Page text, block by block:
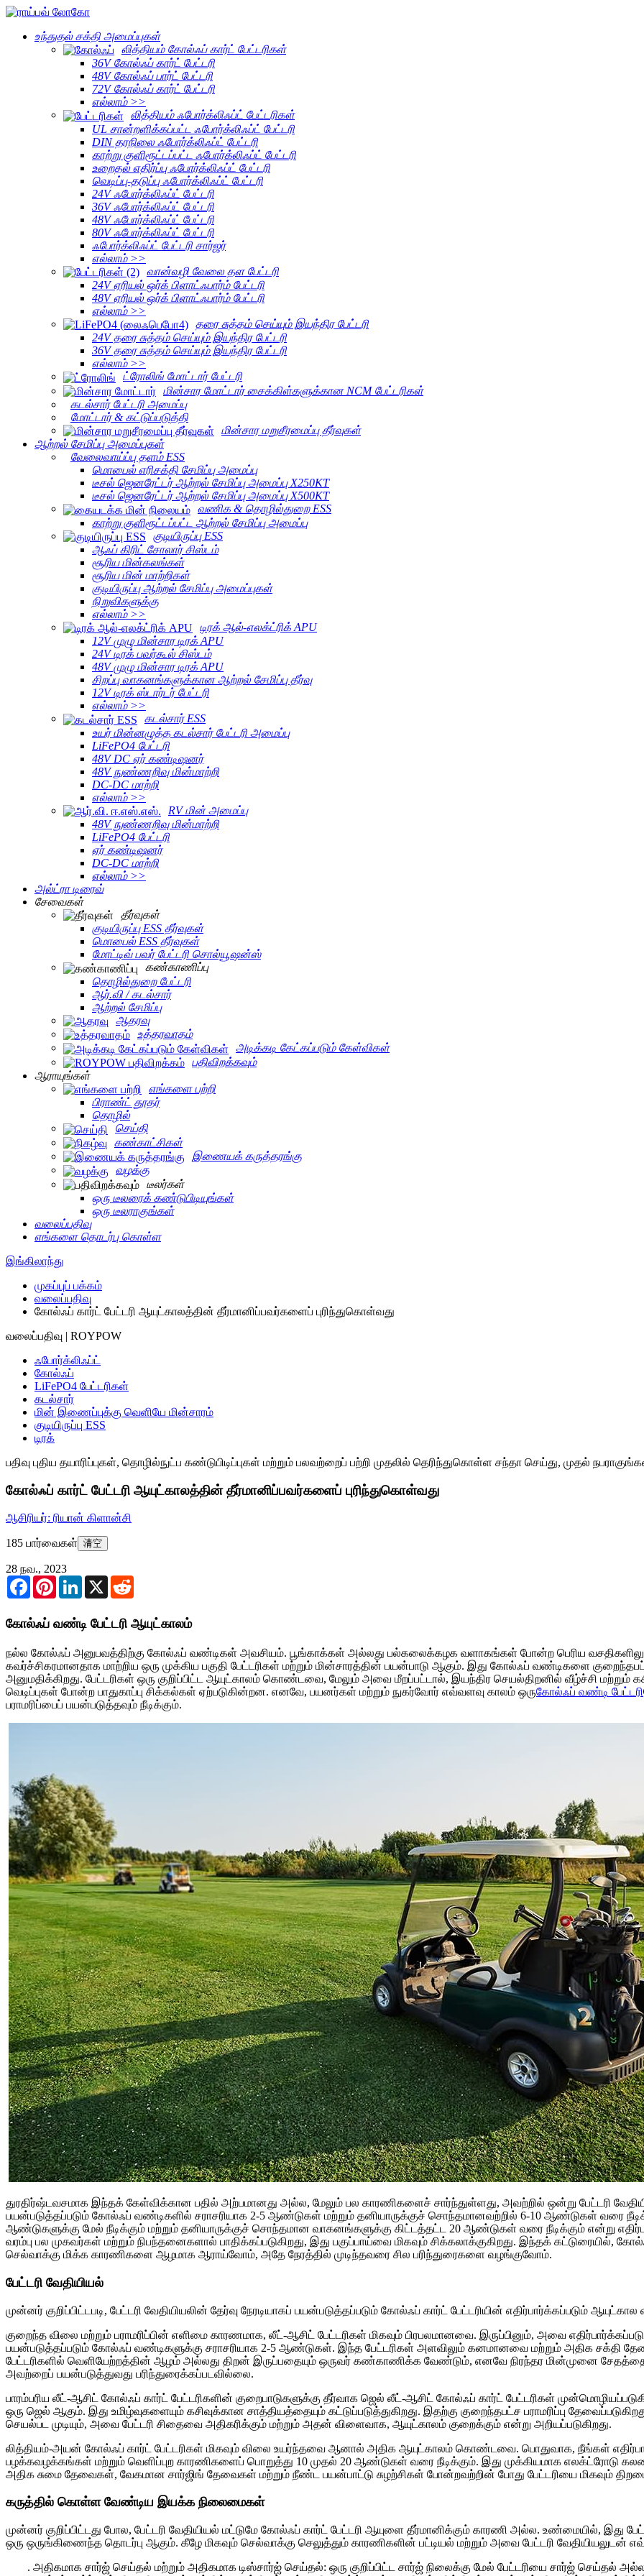
உந்துதல் சக்தி அமைப்புகள்
லித்தியம் கோல்ஃப் கார்ட் பேட்டரிகள்
36V கோல்ஃப் கார்ட் பேட்டரி
48V கோல்ஃப் பார்ட் பேட்டரி
72V கோல்ஃப் கார்ட் பேட்டரி
எல்லாம் >>
லித்தியம் ஃபோர்க்லிஃப்ட் பேட்டரிகள்
UL சான்றளிக்கப்பட்ட ஃபோர்க்லிஃப்ட் பேட்டரி
DIN தரநிலை ஃபோர்க்லிஃப்ட் பேட்டரி
காற்று குளிரூட்டப்பட்ட ஃபோர்க்லிஃப்ட் பேட்டரி
உறைதல் எதிர்ப்பு ஃபோர்க்லிஃப்ட் பேட்டரி
வெடிப்பு-தடுப்பு ஃபோர்க்லிஃப்ட் பேட்டரி
24V ஃபோர்க்லிஃப்ட் பேட்டரி
36V ஃபோர்க்லிஃப்ட் பேட்டரி
48V ஃபோர்க்லிஃப்ட் பேட்டரி
80V ஃபோர்க்லிஃப்ட் பேட்டரி
ஃபோர்க்லிஃப்ட் பேட்டரி சார்ஜர்
எல்லாம் >>
வான்வழி வேலை தள பேட்டரி
24V ஏரியல் ஒர்க் பிளாட்ஃபார்ம் பேட்டரி
48V ஏரியல் ஒர்க் பிளாட்ஃபார்ம் பேட்டரி
எல்லாம் >>
தரை சுத்தம் செய்யும் இயந்திர பேட்டரி
24V தரை சுத்தம் செய்யும் இயந்திர பேட்டரி
36V தரை சுத்தம் செய்யும் இயந்திர பேட்டரி
எல்லாம் >>
ட்ரோலிங் மோட்டார் பேட்டரி
மின்சார மோட்டார் சைக்கிள்களுக்கான NCM பேட்டரிகள்
கடல்சார் பேட்டரி அமைப்பு
மோட்டார் & கட்டுப்படுத்தி
மின்சார மறுசீரமைப்பு தீர்வுகள்
ஆற்றல் சேமிப்பு அமைப்புகள்
வேலைவாய்ப்பு தளம் ESS
மொபைல் எரிசக்தி சேமிப்பு அமைப்பு
டீசல் ஜெனரேட்டர் ஆற்றல் சேமிப்பு அமைப்பு X250KT
டீசல் ஜெனரேட்டர் ஆற்றல் சேமிப்பு அமைப்பு X500KT
வணிக & தொழில்துறை ESS
காற்று குளிரூட்டப்பட்ட ஆற்றல் சேமிப்பு அமைப்பு
குடியிருப்பு ESS
ஆஃப் கிரிட் சோலார் சிஸ்டம்
சூரிய மின்கலங்கள்
சூரிய மின் மாற்றிகள்
குடியிருப்பு ஆற்றல் சேமிப்பு அமைப்புகள்
நிறுவிகளுக்கு
எல்லாம் >>
டிரக் ஆல்-எலக்ட்ரிக் APU
12V முழு மின்சார டிரக் APU
24V டிரக் பவர்கூல் சிஸ்டம்
48V முழு மின்சார டிரக் APU
சிறப்பு வாகனங்களுக்கான ஆற்றல் சேமிப்பு தீர்வு
12V டிரக் ஸ்டார்டர் பேட்டரி
எல்லாம் >>
கடல்சார் ESS
உயர் மின்னழுத்த கடல்சார் பேட்டரி அமைப்பு
LiFePO4 பேட்டரி
48V DC ஏர் கண்டிஷனர்
48V நுண்ணறிவு மின்மாற்றி
DC-DC மாற்றி
எல்லாம் >>
RV மின் அமைப்பு
48V நுண்ணறிவு மின்மாற்றி
LiFePO4 பேட்டரி
ஏர் கண்டிஷனர்
DC-DC மாற்றி
எல்லாம் >>
அல்ட்ரா டிரைவ்
சேவைகள்
தீர்வுகள்
குடியிருப்பு ESS தீர்வுகள்
மொபைல் ESS தீர்வுகள்
மோட்டிவ் பவர் பேட்டரி சொல்யூஷன்ஸ்
கண்காணிப்பு
தொழில்துறை பேட்டரி
ஆர்.வி / கடல்சார்
ஆற்றல் சேமிப்பு
ஆதரவு
உத்தரவாதம்
அடிக்கடி கேட்கப்படும் கேள்விகள்
பதிவிறக்கவும்
ஆராயுங்கள்
எங்களை பற்றி
பிராண்ட் தூதர்
தொழில்
செய்தி
கண்காட்சிகள்
இணையக் கருத்தரங்கு
வழக்கு
டீலர்கள்
ஒரு டீலரைக் கண்டுபிடியுங்கள்
ஒரு டீலராகுங்கள்
வலைப்பதிவு
எங்களை தொடர்பு கொள்ள
இங்கிலாந்து
முகப்புப் பக்கம்
வலைப்பதிவு
கோல்ஃப் கார்ட் பேட்டரி ஆயுட்காலத்தின் தீர்மானிப்பவர்களைப் புரிந்துகொள்வது
வலைப்பதிவு | ROYPOW
ஃபோர்க்லிஃப்ட்
கோல்ஃப்
LiFePO4 பேட்டரிகள்
கடல்சார்
மின் இணைப்புக்கு வெளியே மின்சாரம்
குடியிருப்பு ESS
டிரக்
பதிவு புதிய தயாரிப்புகள், தொழில்நுட்ப கண்டுபிடிப்புகள் மற்றும் பலவற்றைப் பற்றி முதலில் தெரிந்துகொள்ள சந்தா செய்து, முதல்
கோல்ஃப் கார்ட் பேட்டரி ஆயுட்காலத்தின் தீர்மானிப்பவர்களைப் புரிந்துகொள்வது
ஆசிரியர்: ரியான் கிளான்சி
185 பார்வைகள் 清空
28 நவ., 2023
FacebookPinterestLinkedIn
X
கோல்ஃப் வண்டி பேட்டரி ஆயுட்காலம்
நல்ல கோல்ஃப் அனுபவத்திற்கு கோல்ஃப் வண்டிகள் அவசியம். பூங்காக்கள் அல்லது பல்கலைக்கழக வளாகங்கள் போன்ற பெரிய
கவர்ச்சிகரமானதாக மாற்றிய ஒரு முக்கிய பகுதி பேட்டரிகள் மற்றும் மின்சாரத்தின் பயன்பாடு ஆகும். இது கோல்ஃப் வண்டிகளை
அனுமதிக்கிறது. பேட்டரிகள் ஒரு குறிப்பிட்ட ஆயுட்காலம் கொண்டவை, மேலும் அவை மீறப்பட்டால், இயந்திர செயல்திறனில் வீழ்ச்சி மற்றும்
வெடிப்புகள் போன்ற பாதுகாப்பு சிக்கல்கள் ஏற்படுகின்றன. எனவே, பயனர்கள் மற்றும் நுகர்வோர் எவ்வளவு காலம் ஒருகோல்ஃப் வண்டி பேட்டரி
பராமரிப்பைப் பயன்படுத்தவும் நீடிக்கும்.
துரதிர்ஷ்டவசமாக இந்தக் கேள்விக்கான பதில் அற்பமானது அல்ல, மேலும் பல காரணிகளைச் சார்ந்துள்ளது, அவற்றில் ஒன்று பேட்டரி
பயன்படுத்தப்படும் கோல்ஃப் வண்டிகளில் சராசரியாக 2-5 ஆண்டுகள் மற்றும் தனியாருக்குச் சொந்தமானவற்றில் 6-10 ஆண்டுகள் வரை
ஆண்டுகளுக்கு மேல் நீடிக்கும் மற்றும் தனியாருக்குச் சொந்தமான வாகனங்களுக்கு கிட்டத்தட்ட 20 ஆண்டுகள் வரை நீடிக்கும் என்று
வரம்பு பல முகவர்கள் மற்றும் நிபந்தனைகளால் பாதிக்கப்படுகிறது, இது பகுப்பாய்வை மிகவும் சிக்கலாக்குகிறது. இந்தக் கட்டுரையில்,
செல்வாக்கு மிக்க காரணிகளை ஆழமாக ஆராய்வோம், அதே நேரத்தில் முடிந்தவரை சில பரிந்துரைகளை வழங்குவோம்.
பேட்டரி வேதியியல்
முன்னர் குறிப்பிட்டபடி, பேட்டரி வேதியியலின் தேர்வு நேரடியாகப் பயன்படுத்தப்படும் கோல்ஃப் கார்ட் பேட்டரியின் எதிர்பார்க்கப்படும்
குறைந்த விலை மற்றும் பராமரிப்பின் எளிமை காரணமாக, லீட்-ஆசிட் பேட்டரிகள் மிகவும் பிரபலமானவை. இருப்பினும், அவை
பயன்படுத்தப்படும் கோல்ஃப் வண்டிகளுக்கு சராசரியாக 2-5 ஆண்டுகள். இந்த பேட்டரிகள் அளவிலும் கனமானவை மற்றும் அதிக
பேட்டரிகளில் வெளியேற்றத்தின் ஆழம் அல்லது திறன் இருப்பதையும் ஒருவர் கண்காணிக்க வேண்டும், எனவே நிரந்தர மின்முனை
அவற்றைப் பயன்படுத்துவது பரிந்துரைக்கப்படவில்லை.
பாரம்பரிய லீட்-ஆசிட் கோல்ஃப் கார்ட் பேட்டரிகளின் குறைபாடுகளுக்கு தீர்வாக ஜெல் லீட்-ஆசிட் கோல்ஃப் கார்ட் பேட்டரிகள்
ஒரு ஜெல் ஆகும். இது உமிழ்வுகளையும் கசிவுக்கான சாத்தியத்தையும் கட்டுப்படுத்துகிறது. இதற்கு குறைந்தபட்ச பராமரிப்பு
செயல்பட முடியும், அவை பேட்டரி சிதைவை அதிகரிக்கும் மற்றும் அதன் விளைவாக, ஆயுட்காலம் குறைக்கும் என்று அறியப்படுகிறது.
லித்தியம்-அயன் கோல்ஃப் கார்ட் பேட்டரிகள் மிகவும் விலை உயர்ந்தவை ஆனால் அதிக ஆயுட்காலம் கொண்டவை. பொதுவாக, நீங்கள்
பழக்கவழக்கங்கள் மற்றும் வெளிப்புற காரணிகளைப் பொறுத்து 10 முதல் 20 ஆண்டுகள் வரை நீடிக்கும். இது முக்கியமாக எலக்ட்ரோடு
அதிக சுமை தேவைகள், வேகமான சார்ஜிங் தேவைகள் மற்றும் நீண்ட பயன்பாட்டு சுழற்சிகள் போன்றவற்றின் போது பேட்டரியை மிகவும்
கருத்தில் கொள்ள வேண்டிய இயக்க நிலைமைகள்
முன்னர் குறிப்பிட்டது போல, பேட்டரி வேதியியல் மட்டுமே கோல்ஃப் கார்ட் பேட்டரி ஆயுளை தீர்மானிக்கும் காரணி அல்ல. உண்மையில், இது
ஒரு ஒருங்கிணைந்த தொடர்பு ஆகும். கீழே மிகவும் செல்வாக்கு செலுத்தும் காரணிகளின் பட்டியல் மற்றும் அவை பேட்டரி
. அதிகமாக சார்ஜ் செய்தல் மற்றும் அதிகமாக டிஸ்சார்ஜ் செய்தல்: ஒரு குறிப்பிட்ட சார்ஜ் நிலைக்கு மேல் பேட்டரியை சார்ஜ் செய்தல்